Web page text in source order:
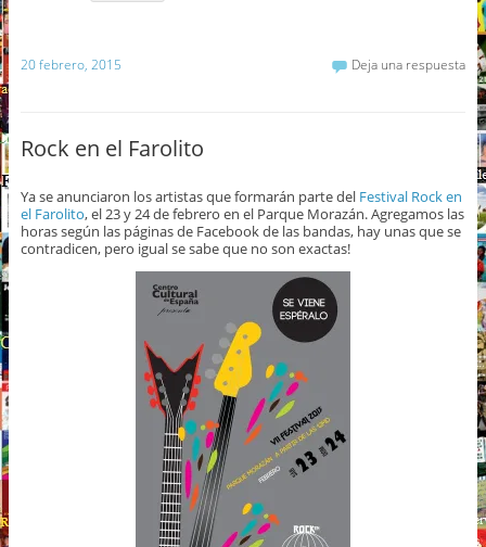
20 febrero, 2015 Deja una respuesta
Rock en el Farolito
Ya se anunciaron los artistas que formarán parte del Festival Rock en
el Farolito, el 23 y 24 de febrero en el Parque Morazán. Agregamos las
horas según las páginas de Facebook de las bandas, hay unas que se
contradicen, pero igual se sabe que no son exactas!